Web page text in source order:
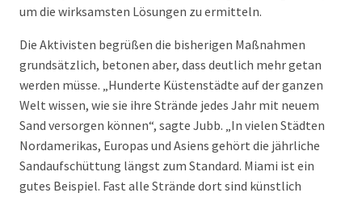
um die wirksamsten Lösungen zu ermitteln.
Die Aktivisten begrüßen die bisherigen Maßnahmen
grundsätzlich, betonen aber, dass deutlich mehr getan
werden müsse. „Hunderte Küstenstädte auf der ganzen
Welt wissen, wie sie ihre Strände jedes Jahr mit neuem
Sand versorgen können“, sagte Jubb. „In vielen Städten
Nordamerikas, Europas und Asiens gehört die jährliche
Sandaufschüttung längst zum Standard. Miami ist ein
gutes Beispiel. Fast alle Strände dort sind künstlich